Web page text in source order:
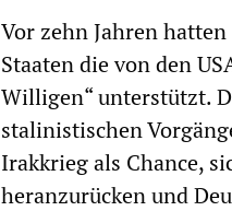
Vor zehn Jahren
Staaten die von den
Willigen“ unterstützt.
stalinistischen
Irakkrieg als Chance,
heranzurücken und